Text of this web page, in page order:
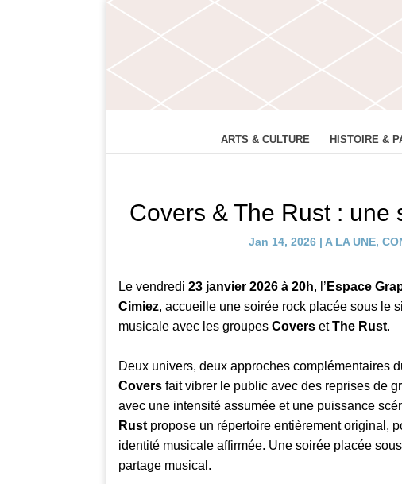
ARTS & CULTURE HISTOIRE &
Covers & The Rust : une
Jan 14, 2026 | A LA UNE,
Le vendredi23 janvier 2026 à 20h, l’ Espace
Cimiez, accueille une soirée rock placée sous le
musicale avec les groupesCovers etThe Rust.
Deux univers, deux approches complémentaires
Covers fait vibrer le public avec des reprises de
avec une intensité assumée et une puissance
Rust propose un répertoire entièrement original,
identité musicale affirmée. Une soirée placée
partage musical.